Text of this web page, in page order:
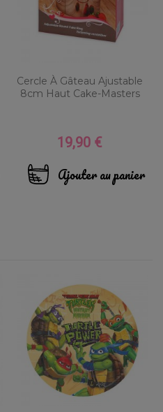
Cercle À Gâteau Ajustable
8cm Haut Cake-Masters
Prix
19,90 €
Ajouter au panier